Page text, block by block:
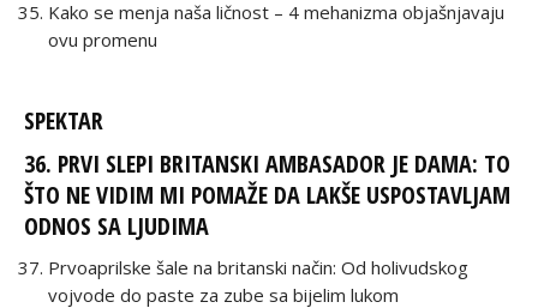
Kako se menja naša ličnost – 4 mehanizma objašnjavaju
ovu promenu
SPEKTAR
36. PRVI SLEPI BRITANSKI AMBASADOR JE DAMA: TO
ŠTO NE VIDIM MI POMAŽE DA LAKŠE USPOSTAVLJAM
ODNOS SA LJUDIMA
Prvoaprilske šale na britanski način: Od holivudskog
vojvode do paste za zube sa bijelim lukom